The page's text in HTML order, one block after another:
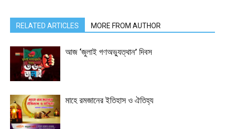
RELATED ARTICLES MORE FROM AUTHOR
আজ ‘জুলাই গণঅভ্যুত্থান’ দিবস
মাহে রমজানের ইতিহাস ও ঐতিহ্য